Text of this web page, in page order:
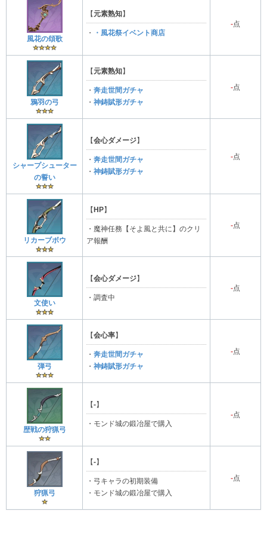
風花の頌歌
【元素熟知】
・ ・風花祭イベント商店
-点
鴉羽の弓
【元素熟知】
・ 奔走世間ガチャ
・ 神鋳賦形ガチャ
-点
シャープシューター
の誓い
【会心ダメージ】
・ 奔走世間ガチャ
・ 神鋳賦形ガチャ
-点
リカーブボウ
【 HP】
・魔神任務【そよ風と共に】のクリ
ア報酬
-点
文使い
【会心ダメージ】
・調査中
-点
弾弓
【会心率】
・ 奔走世間ガチャ
・ 神鋳賦形ガチャ
-点
歴戦の狩猟弓
【-】
・モンド城の鍛冶屋で購入
-点
狩猟弓
【-】
・弓キャラの初期装備
・モンド城の鍛冶屋で購入
-点